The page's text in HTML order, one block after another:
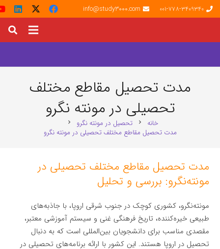
001-778-3409340
info@study3000.com
مدت تحصیل مقاطع مختلف
تحصیلی در مونته‌ نگرو
خانه chevron_right تحصیل در مونته‌ نگرو chevron_right
مدت تحصیل مقاطع مختلف تحصیلی در مونته‌ نگرو
مدت تحصیل مقاطع مختلف تحصیلی در
مونته‌نگرو: بررسی و تحلیل
مونته‌نگرو، کشوری کوچک در جنوب شرقی اروپا، با جاذبه‌های
طبیعی خیره‌کننده، تاریخ فرهنگی غنی و سیستم آموزشی معتبر،
مقصدی مناسب برای دانشجویان بین‌المللی است که به دنبال
تحصیل در اروپا هستند. این کشور با ارائه برنامه‌های تحصیلی در